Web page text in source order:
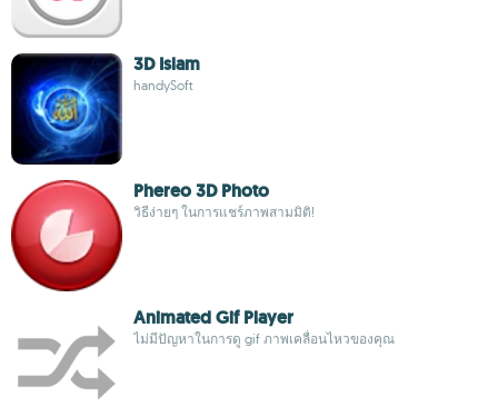
3D Islam
handySoft
Phereo 3D Photo
วิธีง่ายๆ ในการแชร์ภาพสามมิติ!
Animated Gif Player
ไม่มีปัญหาในการดู gif ภาพเคลื่อนไหวของคุณ